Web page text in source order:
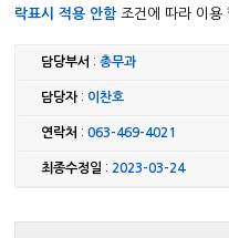
락표시 적용 안함조건에 따라 이용
담당부서 :총무과
담당자: 이찬호
연락처 :063-469-4021
최종수정일 : 2023-03-24